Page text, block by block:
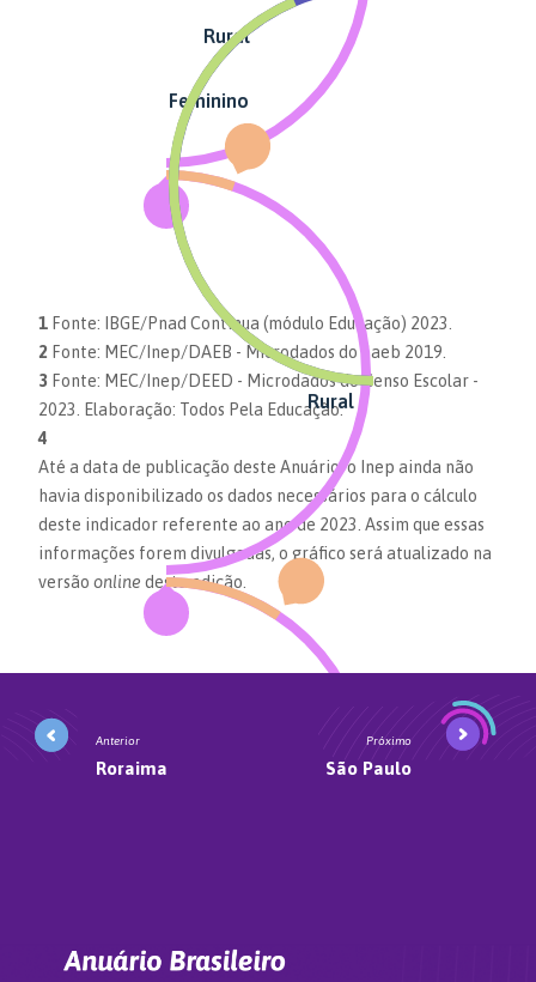
Rural
Feminino
Rural
1 Fonte: IBGE/Pnad Contínua (módulo Educação) 2023.
2 Fonte: MEC/Inep/DAEB - Microdados do Saeb 2019.
3 Fonte: MEC/Inep/DEED - Microdados do Censo Escolar -
2023. Elaboração: Todos Pela Educação.
4
Até a data de publicação deste Anuário, o Inep ainda não
havia disponibilizado os dados necessários para o cálculo
deste indicador referente ao ano de 2023. Assim que essas
informações forem divulgadas, o gráfico será atualizado na
versão online desta edição.
Anterior
Roraima
Próximo
São Paulo